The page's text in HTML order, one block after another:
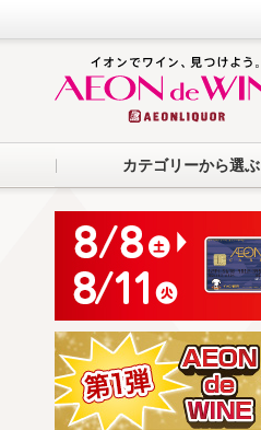
カテゴリーから選ぶ